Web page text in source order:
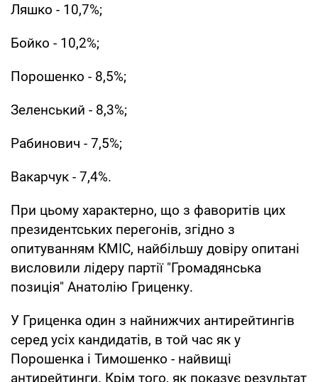
Ляшко - 10,7%;
Бойко - 10,2%;
Порошенко - 8,5%;
Зеленський - 8,3%;
Рабинович - 7,5%;
Вакарчук - 7,4%.
При цьому характерно, що з фаворитів цих
президентських перегонів, згідно з
опитуванням КМІС, найбільшу довіру опитані
висловили лідеру партії "Громадянська
позиція" Анатолію Гриценку.
У Гриценка один з найнижчих антирейтингів
серед усіх кандидатів, в той час як у
Порошенка і Тимошенко - найвищі
антирейтинги. Крім того, як показує результат